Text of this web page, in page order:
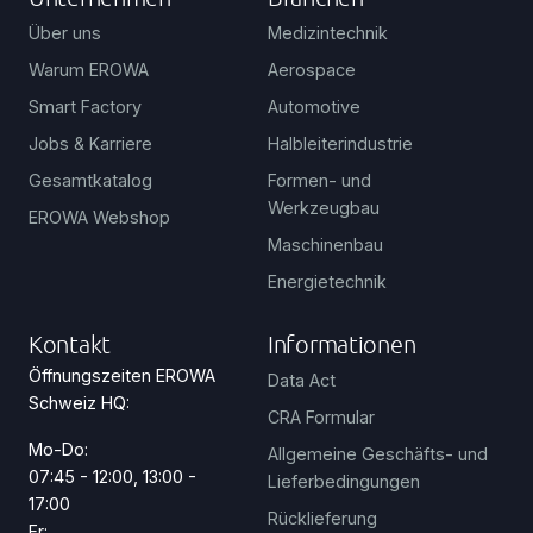
Über uns
Warum EROWA
Smart Factory
Jobs & Karriere
Gesamtkatalog
EROWA Webshop
Medizintechnik
Aerospace
Automotive
Halbleiterindustrie
Formen- und
Werkzeugbau
Maschinenbau
Energietechnik
Kontakt
Öffnungszeiten EROWA
Schweiz HQ:
Mo-Do:
07:45 - 12:00, 13:00 -
17:00
Informationen
Data Act
CRA Formular
Allgemeine Geschäfts- und
Lieferbedingungen
Rücklieferung